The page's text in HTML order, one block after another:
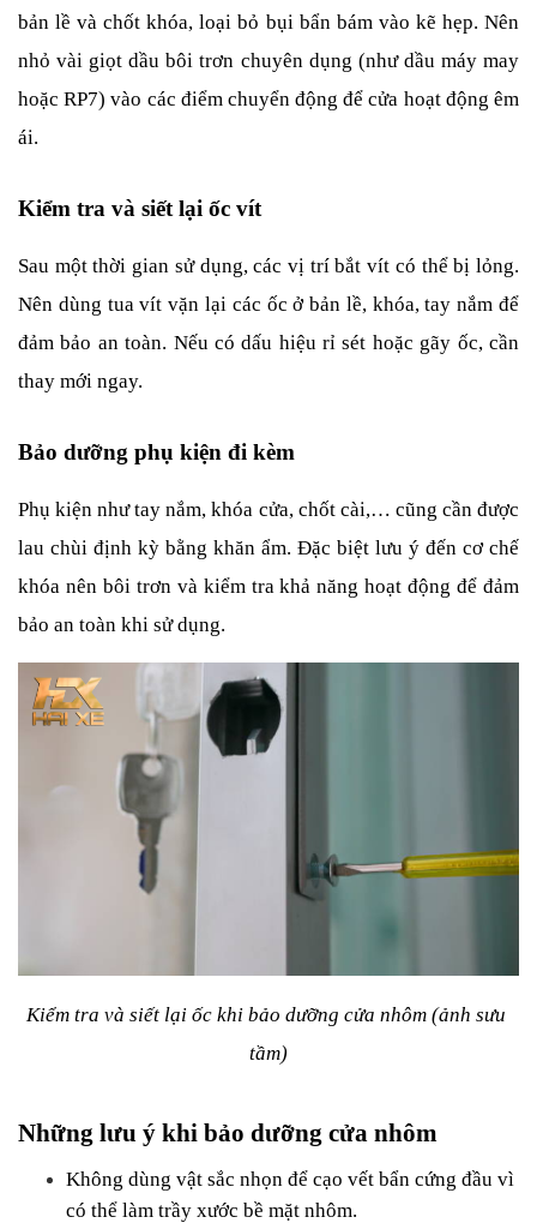
bản lề và chốt khóa, loại bỏ bụi bẩn bám vào kẽ hẹp. Nên
nhỏ vài giọt dầu bôi trơn chuyên dụng (như dầu máy may
hoặc RP7) vào các điểm chuyển động để cửa hoạt động êm
ái.
Kiểm tra và siết lại ốc vít
Sau một thời gian sử dụng, các vị trí bắt vít có thể bị lỏng.
Nên dùng tua vít vặn lại các ốc ở bản lề, khóa, tay nắm để
đảm bảo an toàn. Nếu có dấu hiệu rỉ sét hoặc gãy ốc, cần
thay mới ngay.
Bảo dưỡng phụ kiện đi kèm
Phụ kiện như tay nắm, khóa cửa, chốt cài,… cũng cần được
lau chùi định kỳ bằng khăn ẩm. Đặc biệt lưu ý đến cơ chế
khóa nên bôi trơn và kiểm tra khả năng hoạt động để đảm
bảo an toàn khi sử dụng.
Kiểm tra và siết lại ốc khi bảo dưỡng cửa nhôm (ảnh sưu
tầm)
Những lưu ý khi bảo dưỡng cửa nhôm
Không dùng vật sắc nhọn để cạo vết bẩn cứng đầu vì
có thể làm trầy xước bề mặt nhôm.